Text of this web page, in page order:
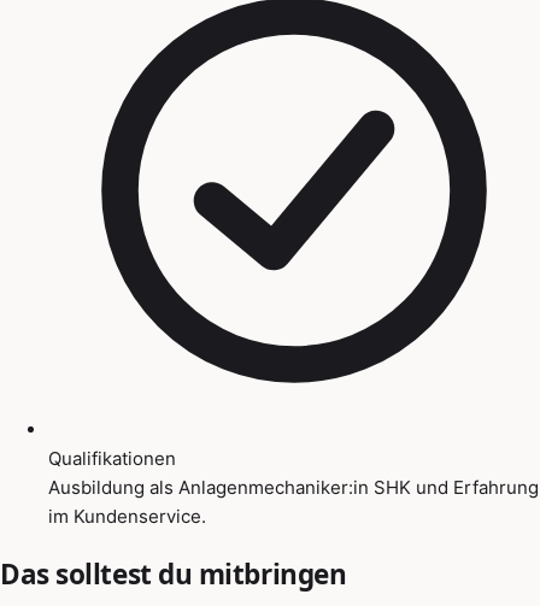
Qualifikationen
Ausbildung als Anlagenmechaniker:in SHK und Erfahrung
im Kundenservice.
Das solltest du mitbringen